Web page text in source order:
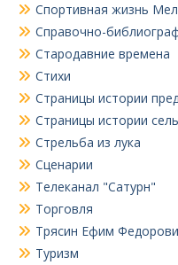
Спортивная жизнь
Справочно-
Стародавние времена
Стихи
Страницы истории
Страницы истории
Стрельба из лука
Сценарии
Телеканал "Сатурн"
Торговля
Трясин Ефим
Туризм